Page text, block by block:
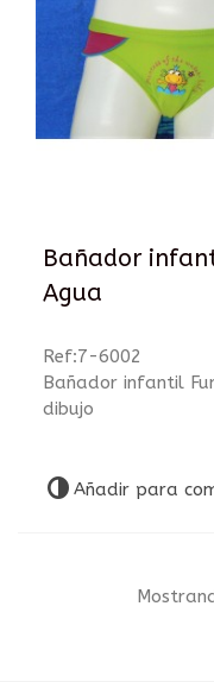
Bañador
Agua
Ref:7-6002
Bañador infantil
dibujo
Añadir para